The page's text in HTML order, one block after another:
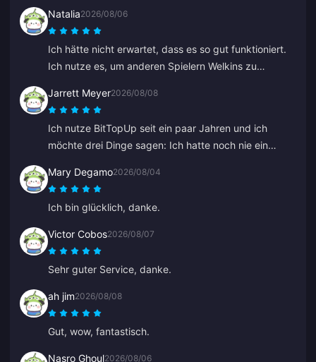
Natalia2026/08/06
Ich hätte nicht erwartet, dass es so gut funktioniert.
Ich nutze es, um anderen Spielern Welkins zu
Kundenservice ist auch schnell. Wenn man jemandem
etwas schenken möchte, ist das eine tolle Plattform.
Jarrett Meyer2026/08/08
Ich nutze BitTopUp seit ein paar Jahren und ich
möchte drei Dinge sagen: Ich hatte noch nie ein
schlägt alles andere, was ich ausprobiert habe; und
es ist unglaublich einfach, ein paar Klicks und schon
kann es losgehen. Es macht das Leben leichter.
Mary Degamo2026/08/04
Ich bin glücklich, danke.
Victor Cobos2026/08/07
Sehr guter Service, danke.
ah jim2026/08/08
Gut, wow, fantastisch.
Nasro Ghoul2026/08/06